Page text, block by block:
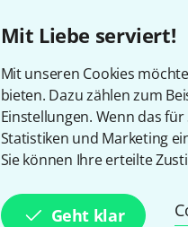
Mit Liebe serviert!
Mit unseren Cookies
bieten. Dazu zählen zum
Einstellungen. Wenn das
Statistiken und Marketing
Sie können Ihre erteilte
Geht klar